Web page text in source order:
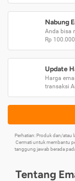
Nabung
Anda bisa
Rp 100.000
Update
Harga
transaksi
Perhatian: Produk dan/atau
Cermati untuk membantu
tanggung jawab berada
Tentang